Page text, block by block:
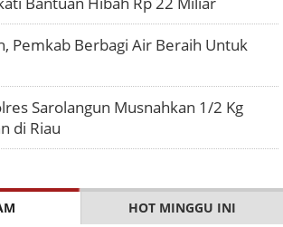
Pemkab Berbagi Air Beraih Untuk
Sarolangun Musnahkan 1/2 Kg
di Riau
HOT MINGGU INI